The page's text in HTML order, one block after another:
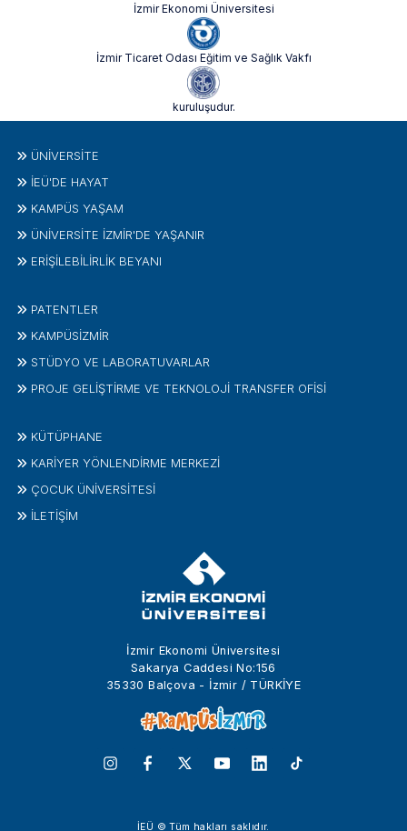
İzmir Ekonomi Üniversitesi
İzmir Ticaret Odası Eğitim ve Sağlık Vakfı
kuruluşudur.
İzmir Ekonomi Üniversitesi
Sakarya Caddesi No:156
35330 Balçova - İzmir / TÜRKİYE
ÜNIVERSITE
İEÜ'DE HAYAT
KAMPÜS YAŞAM
ÜNİVERSİTE İZMİR'DE YAŞANIR
ERİŞİLEBİLİRLİK BEYANI
PATENTLER
KAMPÜSİZMIR
STÜDYO VE LABORATUVARLAR
PROJE GELIŞTIRME VE TEKNOLOJI TRANSFER OFISI
KÜTÜPHANE
KARİYER YÖNLENDİRME MERKEZİ
ÇOCUK ÜNIVERSITESI
İLETIŞIM
İEÜ © Tüm hakları saklıdır.